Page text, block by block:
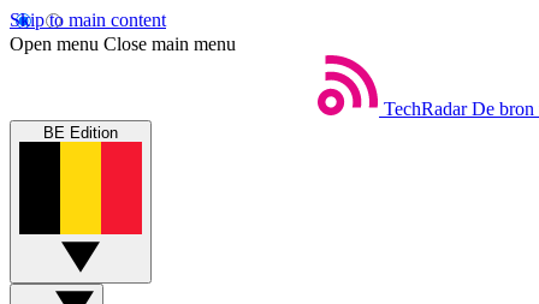
Skip to main content
Open menu Close main menu
TechRadar De bron
BE Edition